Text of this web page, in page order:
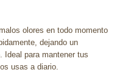
olores en todo momento
dejando un
Ideal para mantener tus
usas a diario.